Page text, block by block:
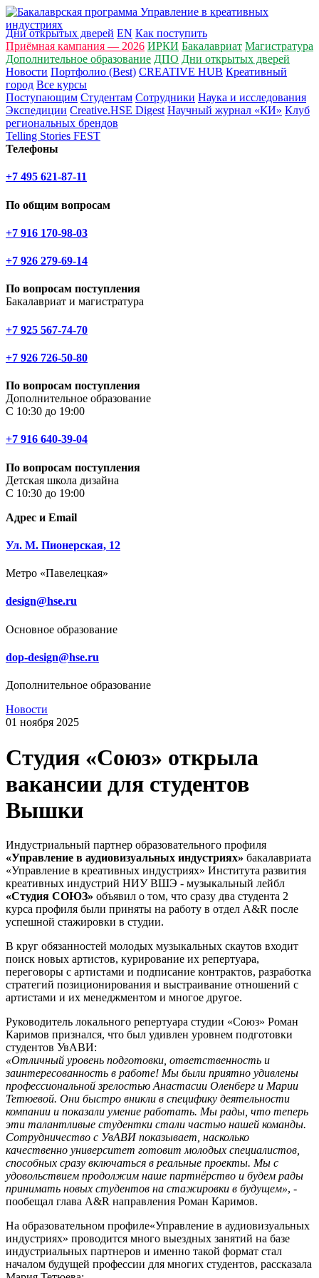
Дни открытых дверей EN Как поступить
Приёмная кампания — 2026 ИРКИ Бакалавриат Магистратура
Дополнительное образование ДПО Дни открытых дверей
Новости Портфолио (Best) CREATIVE HUB Креативный
город Все курсы
Поступающим Студентам Сотрудники Наука и исследования
Экспедиции Creative.HSE Digest Научный журнал «КИ» Клуб
региональных брендов
Telling Stories FEST
Телефоны
+7 495 621-87-11
По общим вопросам
+7 916 170-98-03
+7 926 279-69-14
По вопросам поступления
Бакалавриат и магистратура
+7 925 567-74-70
+7 926 726-50-80
По вопросам поступления
Дополнительное образование
С 10:30 до 19:00
+7 916 640-39-04
По вопросам поступления
Детская школа дизайна
С 10:30 до 19:00
Адрес и Email
Ул. М. Пионерская, 12
Метро «Павелецкая»
design@hse.ru
Основное образование
dop-design@hse.ru
Дополнительное образование
Новости
01 ноября 2025
Студия «Союз» открыла
вакансии для студентов
Вышки
Индустриальный партнер образовательного профиля
«Управление в аудиовизуальных индустриях» бакалавриата
«Управление в креативных индустриях» Института развития
креативных индустрий НИУ ВШЭ - музыкальный лейбл
«Студия СОЮЗ» объявил о том, что сразу два студента 2
курса профиля были приняты на работу в отдел A&R после
успешной стажировки в студии.
В круг обязанностей молодых музыкальных скаутов входит
поиск новых артистов, курирование их репертуара,
переговоры с артистами и подписание контрактов, разработка
стратегий позиционирования и выстраивание отношений с
артистами и их менеджментом и многое другое.
Руководитель локального репертуара студии «Союз» Роман
Каримов признался, что был удивлен уровнем подготовки
студентов УвАВИ:
«Отличный уровень подготовки, ответственность и
заинтересованность в работе! Мы были приятно удивлены
профессиональной зрелостью Анастасии Оленберг и Марии
Тетюевой. Они быстро вникли в специфику деятельности
компании и показали умение работать. Мы рады, что теперь
эти талантливые студентки стали частью нашей команды.
Сотрудничество с УвАВИ показывает, насколько
качественно университет готовит молодых специалистов,
способных сразу включаться в реальные проекты. Мы с
удовольствием продолжим наше партнёрство и будем рады
принимать новых студентов на стажировки в будущем», -
пообещал глава A&R направления Роман Каримов.
На образовательном профиле«Управление в аудиовизуальных
индустриях» проводится много выездных занятий на базе
индустриальных партнеров и именно такой формат стал
началом будущей профессии для многих студентов, рассказала